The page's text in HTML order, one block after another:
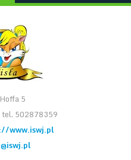
5
502878359
www.iswj.pl